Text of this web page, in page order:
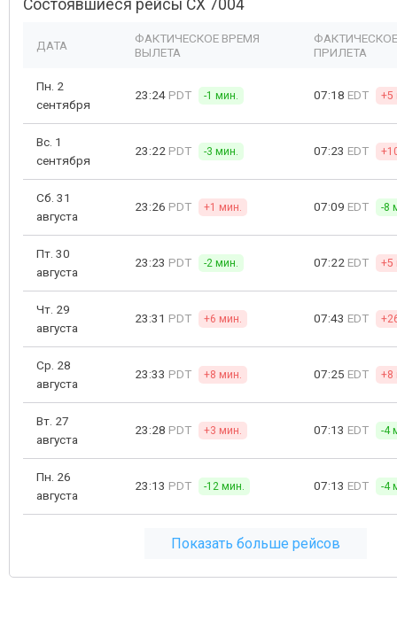
Состоявшиеся рейсы CX 7004
ДАТА
ФАКТИЧЕСКОЕ ВРЕМЯ
ВЫЛЕТА
ПРИЛЕТА
Пн. 2
сентября
23:24 PDT -1 мин. 07:18 EDT +5
Вс. 1
сентября
23:22 PDT -3 мин. 07:23 EDT
Сб. 31
августа
23:26 PDT +1 мин. 07:09 EDT -8
Пт. 30
августа
23:23 PDT -2 мин. 07:22 EDT +5
Чт. 29
августа
23:31 PDT +6 мин. 07:43 EDT
Ср. 28
августа
23:33 PDT +8 мин. 07:25 EDT +8
Вт. 27
августа
23:28 PDT +3 мин. 07:13 EDT -4
Пн. 26
августа
23:13 PDT -12 мин. 07:13 EDT -4
Показать больше рейсов